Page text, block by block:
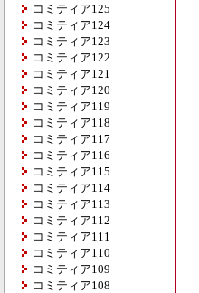
コミティア125
コミティア124
コミティア123
コミティア122
コミティア121
コミティア120
コミティア119
コミティア118
コミティア117
コミティア116
コミティア115
コミティア114
コミティア113
コミティア112
コミティア111
コミティア110
コミティア109
コミティア108